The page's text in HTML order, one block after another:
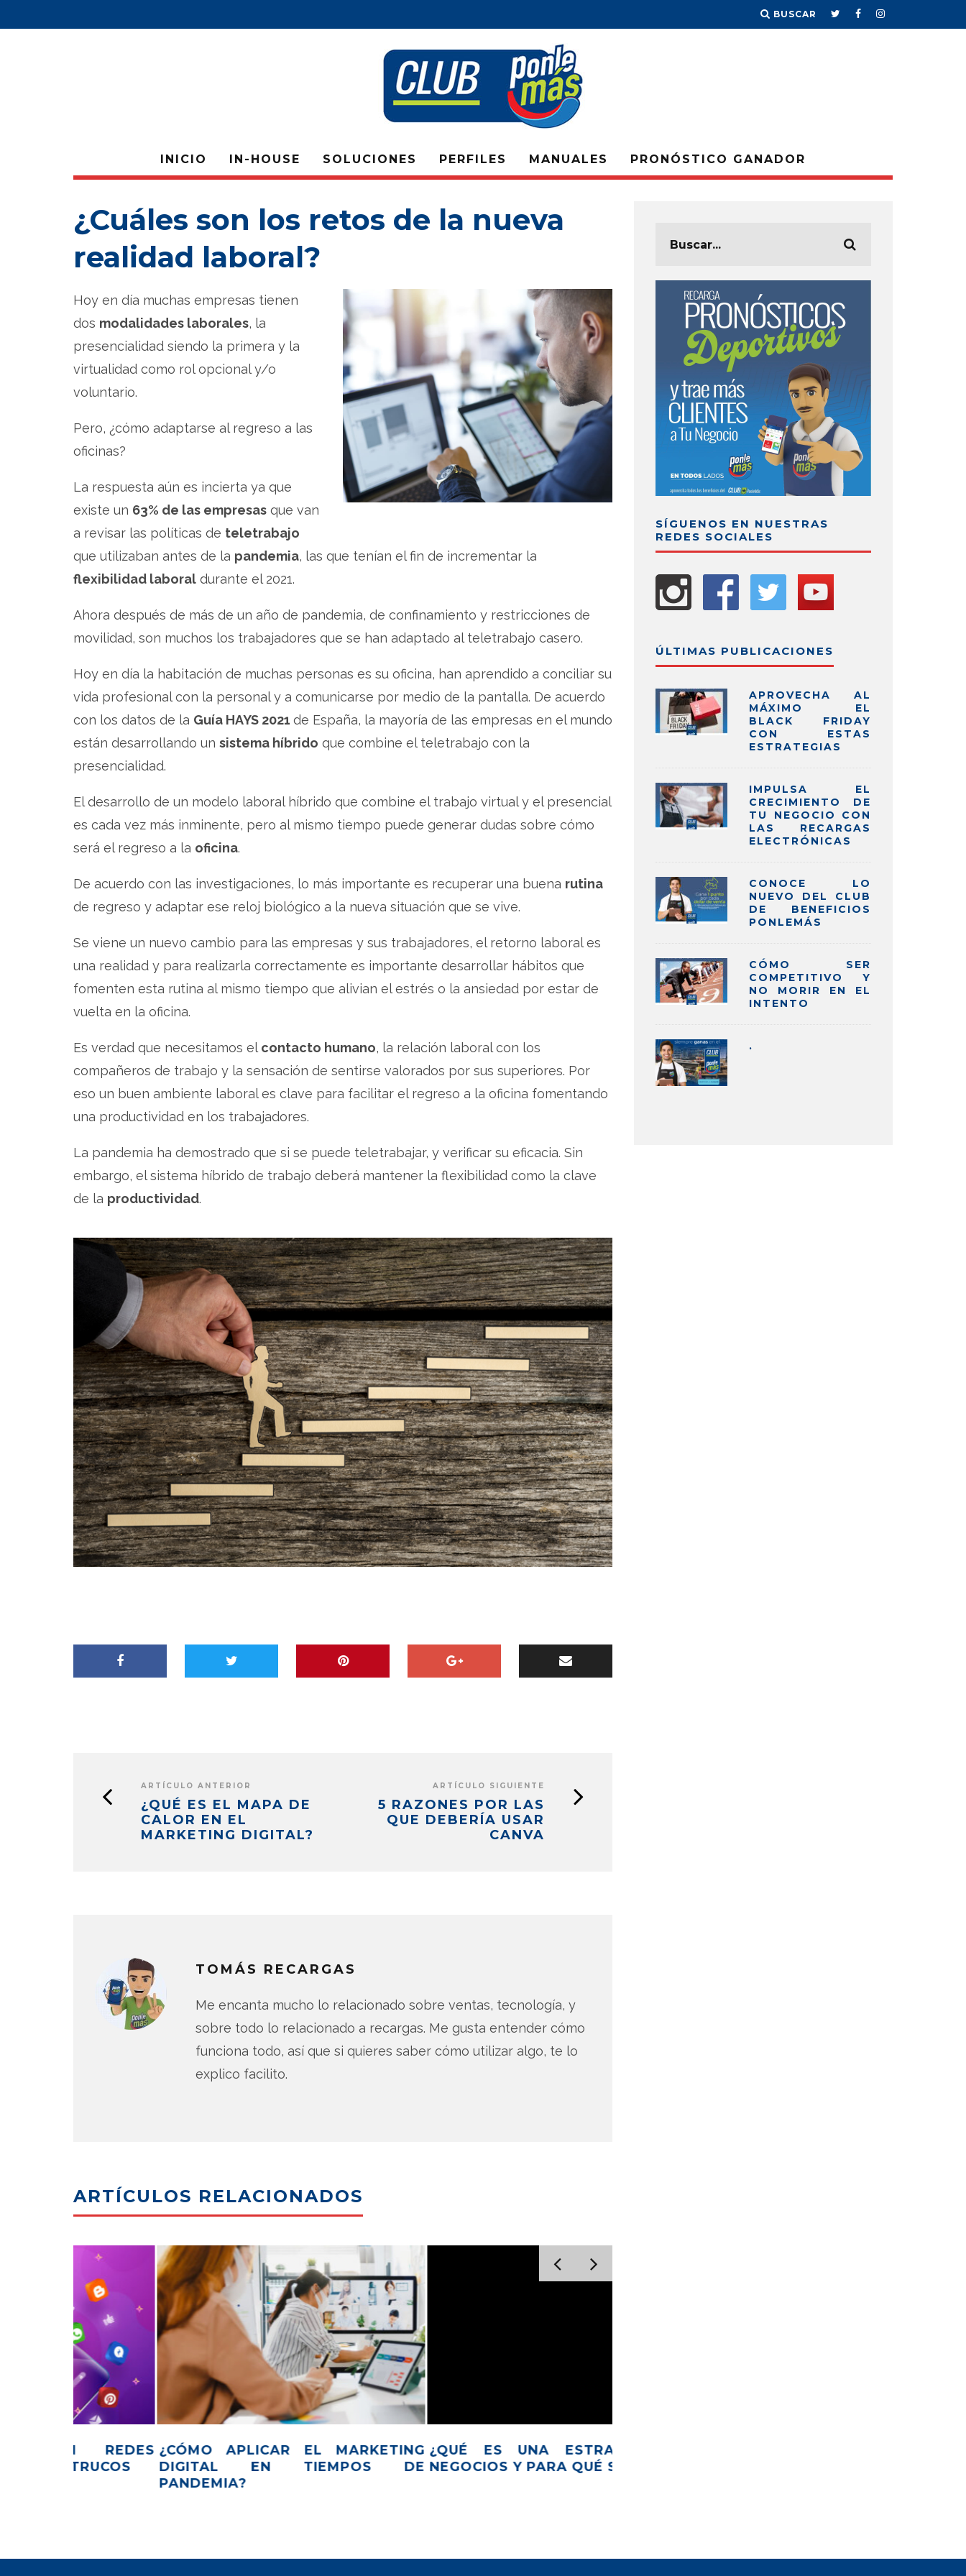
BUSCAR
INICIO IN-HOUSE SOLUCIONES PERFILES MANUALES PRONÓSTICO GANADOR
¿Cuáles son los retos de la nueva
realidad laboral?
Hoy en día muchas empresas tienen
dos modalidades laborales, la
presencialidad siendo la primera y la
virtualidad como rol opcional y/o
voluntario.
Pero, ¿cómo adaptarse al regreso a las
oficinas?
La respuesta aún es incierta ya que
existe un 63% de las empresas que van
a revisar las políticas de teletrabajo
que utilizaban antes de la pandemia, las que tenían el fin de incrementar la
flexibilidad laboral durante el 2021.
Ahora después de más de un año de pandemia, de confinamiento y restricciones de
movilidad, son muchos los trabajadores que se han adaptado al teletrabajo casero.
Hoy en día la habitación de muchas personas es su oficina, han aprendido a conciliar su
vida profesional con la personal y a comunicarse por medio de la pantalla. De acuerdo
con los datos de la Guía HAYS 2021 de España, la mayoría de las empresas en el mundo
están desarrollando un sistema híbrido que combine el teletrabajo con la
presencialidad.
El desarrollo de un modelo laboral híbrido que combine el trabajo virtual y el presencial
es cada vez más inminente, pero al mismo tiempo puede generar dudas sobre cómo
será el regreso a la oficina.
De acuerdo con las investigaciones, lo más importante es recuperar una buena rutina
de regreso y adaptar ese reloj biológico a la nueva situación que se vive.
Se viene un nuevo cambio para las empresas y sus trabajadores, el retorno laboral es
una realidad y para realizarla correctamente es importante desarrollar hábitos que
fomenten esta rutina al mismo tiempo que alivian el estrés o la ansiedad por estar de
vuelta en la oficina.
Es verdad que necesitamos el contacto humano, la relación laboral con los
compañeros de trabajo y la sensación de sentirse valorados por sus superiores. Por
eso un buen ambiente laboral es clave para facilitar el regreso a la oficina fomentando
una productividad en los trabajadores.
La pandemia ha demostrado que si se puede teletrabajar, y verificar su eficacia. Sin
embargo, el sistema híbrido de trabajo deberá mantener la flexibilidad como la clave
de la productividad.
ARTÍCULO ANTERIOR
¿QUÉ ES EL MAPA DE
CALOR EN EL
MARKETING DIGITAL?
ARTÍCULO SIGUIENTE
5 RAZONES POR LAS
QUE DEBERÍA USAR
CANVA
TOMÁS RECARGAS
Me encanta mucho lo relacionado sobre ventas, tecnología, y
sobre todo lo relacionado a recargas. Me gusta entender cómo
funciona todo, así que si quieres saber cómo utilizar algo, te lo
explico facilito.
ARTÍCULOS RELACIONADOS
¿QUÉ ES UNA ESTRATEGIA DE
NEGOCIOS Y PARA QUÉ SIRVE?
DESCUBRE LOS BENEFICIOS DE LA
CULTURA EMPRESARIAL
SÍGUENOS EN NUESTRAS
REDES SOCIALES
ÚLTIMAS PUBLICACIONES
APROVECHA AL
MÁXIMO EL
BLACK FRIDAY
CON ESTAS
ESTRATEGIAS
IMPULSA EL
CRECIMIENTO DE
TU NEGOCIO CON
LAS RECARGAS
ELECTRÓNICAS
CONOCE LO
NUEVO DEL CLUB
DE BENEFICIOS
PONLEMÁS
CÓMO SER
COMPETITIVO Y
NO MORIR EN EL
INTENTO
.